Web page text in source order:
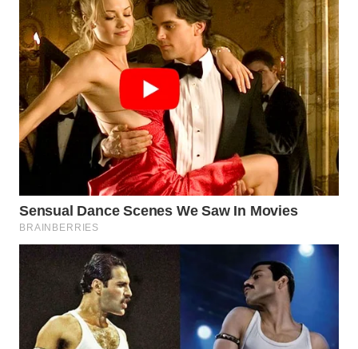
WN
LABUHANBATU
WN
TAPANULI
TENGAH
WN DELI
SERDANG
TEBING
PAKPAK
WN